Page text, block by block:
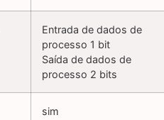
Entrada de dados de
processo 1 bit
Saída de dados de
processo 2 bits
sim